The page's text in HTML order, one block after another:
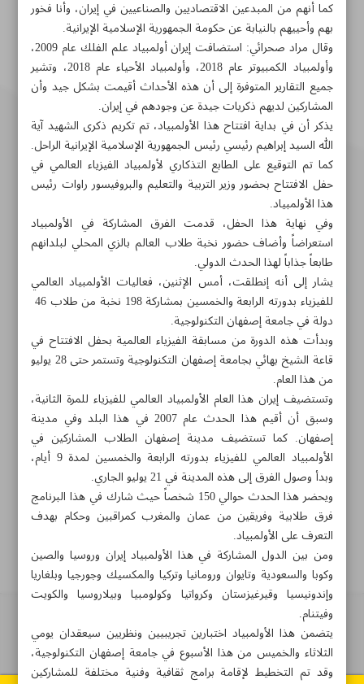
طهران-شارع سهروردي-شارع خرمشهر-مؤسسة ايران الثقافية
والاعلامية
۸۸۷٦۱۷۲۰ ۳۰۰۰٤٥۱۲۱۳ ۸۸۷٦۱۲٥٤
الأرشيف
الملاحق
الموقع القديم
للاستفادة من المواضيع يرجى ذكر المصدر. جميع حقوق الموقع هي لمؤسسة
ايران الثقافية والاعلامية
All rights reserved. © 1994-2026.
كما أنهم من المبدعين الاقتصاديين والصناعيين في إيران، وأنا فخور
بهم وأحييهم بالنيابة عن حكومة الجمهورية الإسلامية الإيرانية.
وقال مراد صحرائي: استضافت إيران أولمبياد علم الفلك عام 2009،
وأولمبياد الكمبيوتر عام 2018، وأولمبياد الأحياء عام 2018، وتشير
جميع التقارير المتوفرة إلى أن هذه الأحداث أقيمت بشكل جيد وأن
المشاركين لديهم ذكريات جيدة عن وجودهم في إيران.
يذكر أن في بداية افتتاح هذا الأولمبياد، تم تكريم ذكرى الشهيد آية
الله السيد إبراهيم رئيسي رئيس الجمهورية الإسلامية الإيرانية الراحل.
كما تم التوقيع على الطابع التذكاري لأولمبياد الفيزياء العالمي في
حفل الافتتاح بحضور وزير التربية والتعليم والبروفيسور راوات رئيس
هذا الأولمبياد.
وفي نهاية هذا الحفل، قدمت الفرق المشاركة في الأولمبياد
استعراضاً وأضاف حضور نخبة طلاب العالم بالزي المحلي لبلدانهم
طابعاً جذاباً لهذا الحدث الدولي.
يشار إلى أنه إنطلقت، أمس الإثنين، فعاليات الأولمبياد العالمي
للفيزياء بدورته الرابعة والخمسين بمشاركة 198 نخبة من طلاب 46 ​​
دولة في جامعة إصفهان التكنولوجية.
وبدأت هذه الدورة من مسابقة الفيزياء العالمية بحفل الافتتاح في
قاعة الشيخ بهائي بجامعة إصفهان التكنولوجية وتستمر حتى 28 يوليو
من هذا العام.
وتستضيف إيران هذا العام الأولمبياد العالمي للفيزياء للمرة الثانية،
وسبق أن أقيم هذا الحدث عام 2007 في هذا البلد وفي مدينة
إصفهان. كما تستضيف مدينة إصفهان الطلاب المشاركين في
الأولمبياد العالمي للفيزياء بدورته الرابعة والخمسين لمدة 9 أيام،
وبدأ وصول الفرق إلى هذه المدينة في 21 يوليو الجاري.
ويحضر هذا الحدث حوالي 150 شخصاً حيث شارك في هذا البرنامج
فرق طلابية وفريقين من عمان والمغرب كمراقبين وحكام بهدف
التعرف على الأولمبياد.
ومن بين الدول المشاركة في هذا الأولمبياد إيران وروسيا والصين
وكوبا والسعودية وتايوان ورومانيا وتركيا والمكسيك وجورجيا وبلغاريا
وإندونيسيا وقيرغيزستان وكرواتيا وكولومبيا وبيلاروسيا والكويت
وفيتنام.
يتضمن هذا الأولمبياد اختبارين تجريبيين ونظريين سيعقدان يومي
الثلاثاء والخميس من هذا الأسبوع في جامعة إصفهان التكنولوجية،
وقد تم التخطيط لإقامة برامج ثقافية وفنية مختلفة للمشاركين